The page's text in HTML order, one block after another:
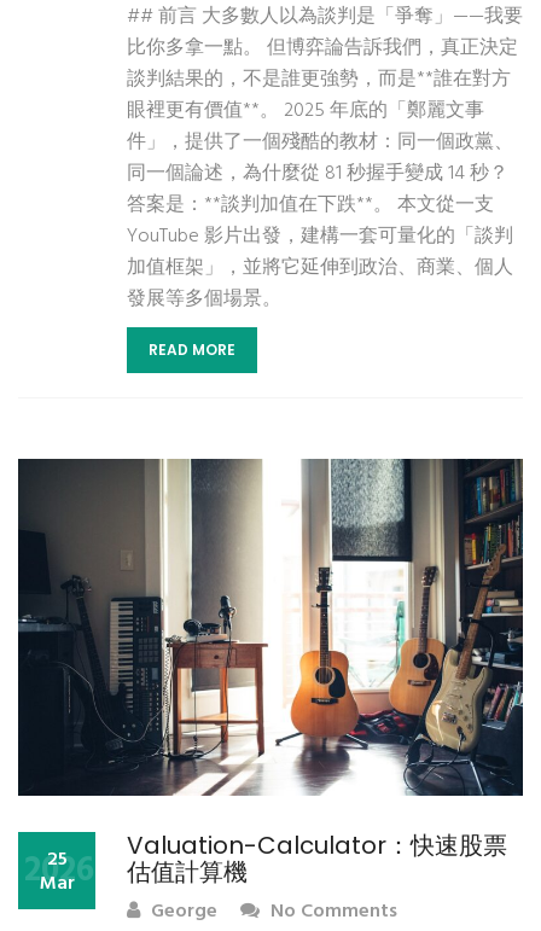
## 前言 大多數人以為談判是「爭奪」——我要
比你多拿一點。 但博弈論告訴我們，真正決定
談判結果的，不是誰更強勢，而是**誰在對方
眼裡更有價值**。 2025 年底的「鄭麗文事
件」，提供了一個殘酷的教材：同一個政黨、
同一個論述，為什麼從 81 秒握手變成 14 秒？
答案是：**談判加值在下跌**。 本文從一支
YouTube 影片出發，建構一套可量化的「談判
加值框架」，並將它延伸到政治、商業、個人
發展等多個場景。
READ MORE
Valuation-Calculator：快速股票
估值計算機
25
Mar
2026
George
No Comments